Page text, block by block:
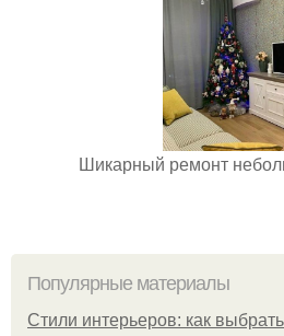
Шикарный ремонт
Популярные материалы
Стили интерьеров: как